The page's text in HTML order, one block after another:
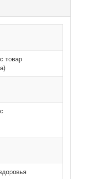
товар